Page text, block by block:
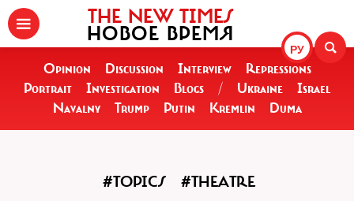
РУ
THE NEW TIMES
НОВОЕ ВРЕМЯ
Opinion Discussion Interview
Repressions
Portrait
Investigation Blogs / Ukraine
Israel
Navalny
Trump Putin Kremlin Duma
#TOPICS #THEATRE